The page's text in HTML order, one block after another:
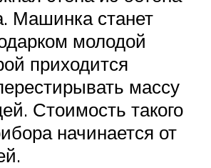
Машинка станет
молодой
приходится
массу
Стоимость такого
начинается от